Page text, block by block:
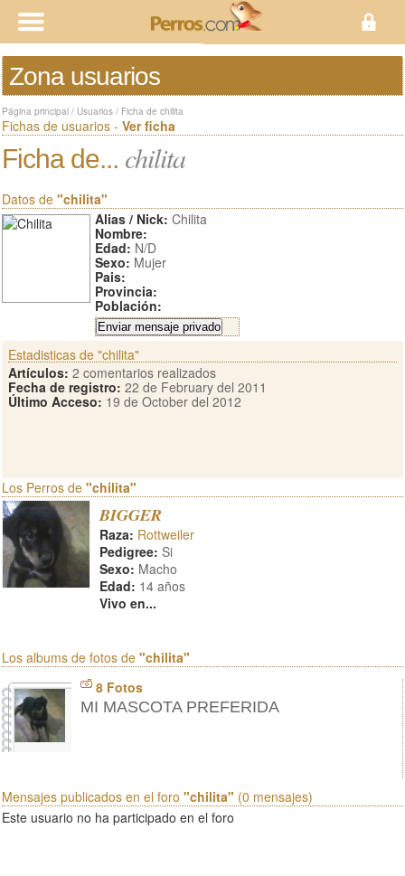
Zona usuarios
Página principal / Usuarios / Ficha de chilita
Fichas de usuarios - Ver ficha
Ficha de... chilita
Datos de "chilita"
Alias / Nick: Chilita
Nombre:
Edad: N/D
Sexo: Mujer
Pais:
Provincia:
Población:
Estadisticas de "chilita"
Artículos: 2 comentarios realizados
Fecha de registro: 22 de February del 2011
Último Acceso: 19 de October del 2012
Los Perros de "chilita"
BIGGER
Raza: Rottweiler
Pedigree: Si
Sexo: Macho
Edad: 14 años
Vivo en...
Los albums de fotos de "chilita"
8 Fotos
MI MASCOTA PREFERIDA
Mensajes publicados en el foro "chilita" (0 mensajes)
Este usuario no ha participado en el foro